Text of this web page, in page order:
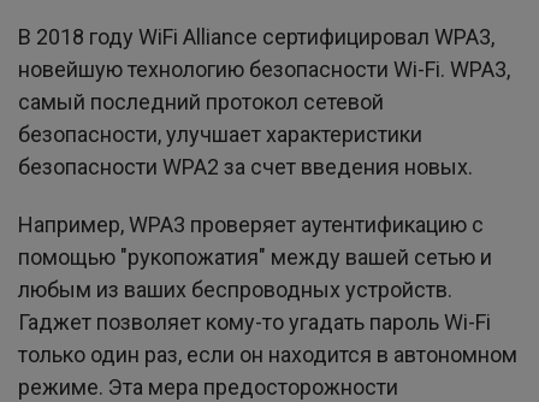
В 2018 году WiFi Alliance сертифицировал WPA3,
новейшую технологию безопасности Wi-Fi. WPA3,
самый последний протокол сетевой
безопасности, улучшает характеристики
безопасности WPA2 за счет введения новых.
Например, WPA3 проверяет аутентификацию с
помощью "рукопожатия" между вашей сетью и
любым из ваших беспроводных устройств.
Гаджет позволяет кому-то угадать пароль Wi-Fi
только один раз, если он находится в автономном
режиме. Эта мера предосторожности